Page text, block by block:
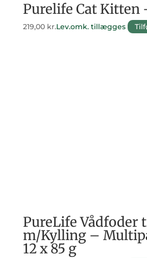
Purelife Cat Kitten
219,00 kr.Lev.omk. tillægges
PureLife Vådfoder
m/Kylling –
12 x 85 g